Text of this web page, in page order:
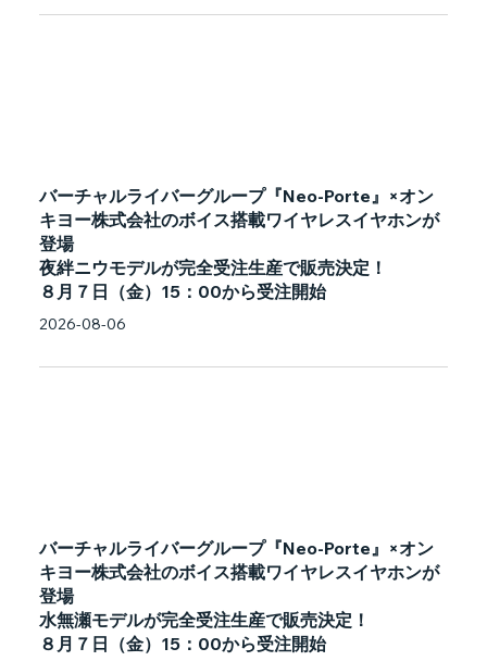
バーチャルライバーグループ『Neo-Porte』×オン
キヨー株式会社のボイス搭載ワイヤレスイヤホンが
登場
夜絆ニウモデルが完全受注生産で販売決定！
８月７日（金）15：00から受注開始
2026-08-06
バーチャルライバーグループ『Neo-Porte』×オン
キヨー株式会社のボイス搭載ワイヤレスイヤホンが
登場
水無瀬モデルが完全受注生産で販売決定！
８月７日（金）15：00から受注開始